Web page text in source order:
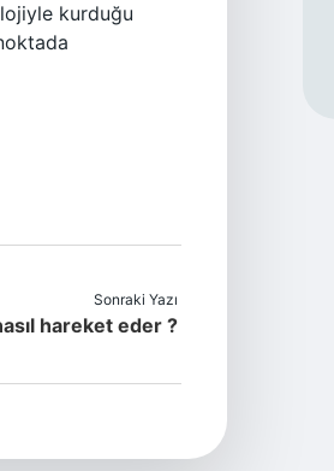
kurduğu
Sonraki Yazı
hareket eder ?